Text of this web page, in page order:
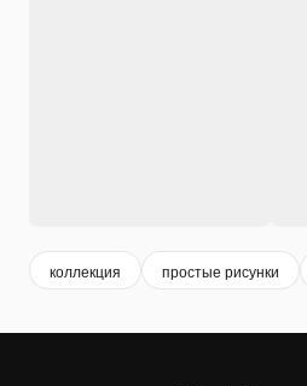
коллекция простые рисунки